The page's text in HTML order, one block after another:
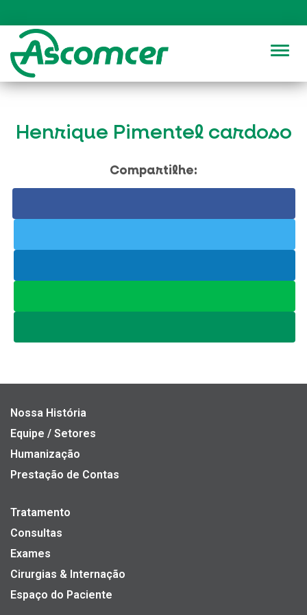
Henrique Pimentel cardoso
Compartilhe:
Nossa História
Equipe / Setores
Humanização
Prestação de Contas
Tratamento
Consultas
Exames
Cirurgias & Internação
Espaço do Paciente